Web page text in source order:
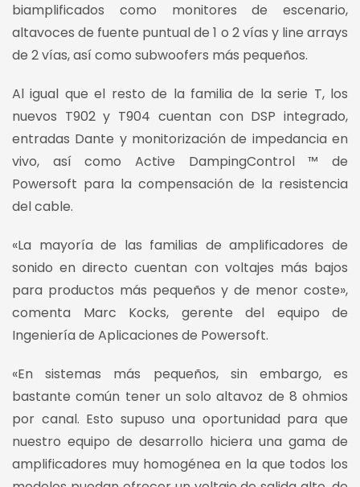
biamplificados como monitores de escenario,
altavoces de fuente puntual de 1 o 2 vías y line arrays
de 2 vías, así como subwoofers más pequeños.
Al igual que el resto de la familia de la serie T, los
nuevos T902 y T904 cuentan con DSP integrado,
entradas Dante y monitorización de impedancia en
vivo, así como Active DampingControl ™ de
Powersoft para la compensación de la resistencia
del cable.
«La mayoría de las familias de amplificadores de
sonido en directo cuentan con voltajes más bajos
para productos más pequeños y de menor coste»,
comenta Marc Kocks, gerente del equipo de
Ingeniería de Aplicaciones de Powersoft.
«En sistemas más pequeños, sin embargo, es
bastante común tener un solo altavoz de 8 ohmios
por canal. Esto supuso una oportunidad para que
nuestro equipo de desarrollo hiciera una gama de
amplificadores muy homogénea en la que todos los